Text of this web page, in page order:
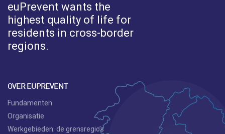
euPrevent wants the
highest quality of life for
residents in cross-border
regions.
OVER EUPREVENT
Fundamenten
Organisatie
Werkgebieden: de grensregio’s